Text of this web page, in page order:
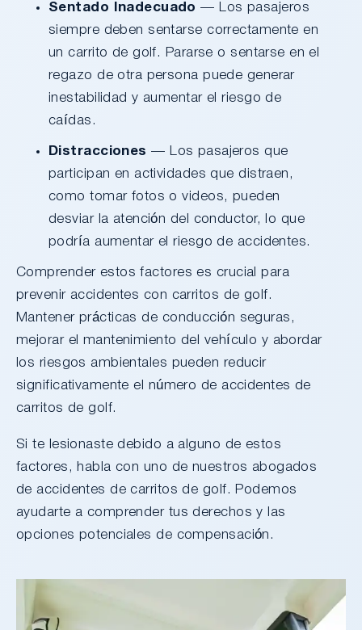
Sentado Inadecuado— Los pasajeros
siempre deben sentarse correctamente en
un carrito de golf. Pararse o sentarse en el
regazo de otra persona puede generar
inestabilidad y aumentar el riesgo de
caídas.
Distracciones— Los pasajeros que
participan en actividades que distraen,
como tomar fotos o videos, pueden
desviar la atención del conductor, lo que
podría aumentar el riesgo de accidentes.
Comprender estos factores es crucial para
prevenir accidentes con carritos de golf.
Mantener prácticas de conducción seguras,
mejorar el mantenimiento del vehículo y abordar
los riesgos ambientales pueden reducir
significativamente el número de accidentes de
carritos de golf.
Si te lesionaste debido a alguno de estos
factores, habla con uno de nuestros abogados
de accidentes de carritos de golf. Podemos
ayudarte a comprender tus derechos y las
opciones potenciales de compensación.